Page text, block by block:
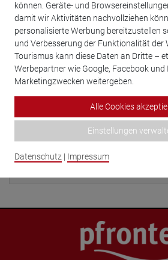
Nr. 5 Weißbach Süd -
Nr. 5 Weißbach Süd -
Nr. 5 Weißbach Süd -
können. Geräte- und
damit wir Aktivitäten nachvollziehen
personalisierte Werbung bereitzustellen
und Verbesserung der Funktionalität der
Tourismus kann diese Daten an Dritte –
Werbepartner wie Google, Facebook und
Marketingzwecken weitergeben.
Alle Cookies
Einstellungen
Datenschutz | Impressum